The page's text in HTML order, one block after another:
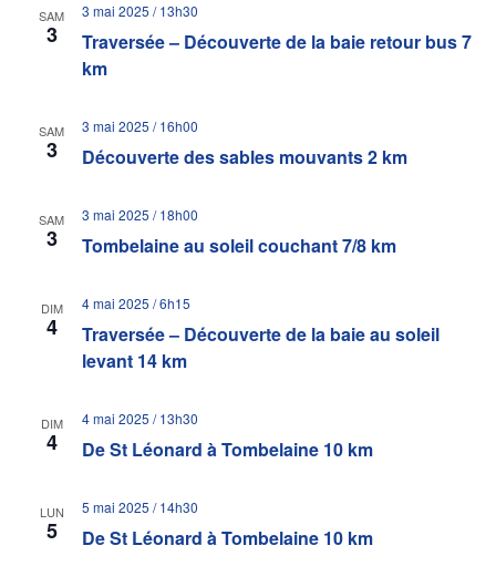
SAM
3
Traversée – Découverte de la baie retour bus 7
km
3 mai 2025 / 13h30
SAM
3 Découverte des sables mouvants 2 km
3 mai 2025 / 16h00
SAM
3 Tombelaine au soleil couchant 7/8 km
3 mai 2025 / 18h00
DIM
4
Traversée – Découverte de la baie au soleil
levant 14 km
4 mai 2025 / 6h15
DIM
4 De St Léonard à Tombelaine 10 km
4 mai 2025 / 13h30
LUN
5 De St Léonard à Tombelaine 10 km
5 mai 2025 / 14h30